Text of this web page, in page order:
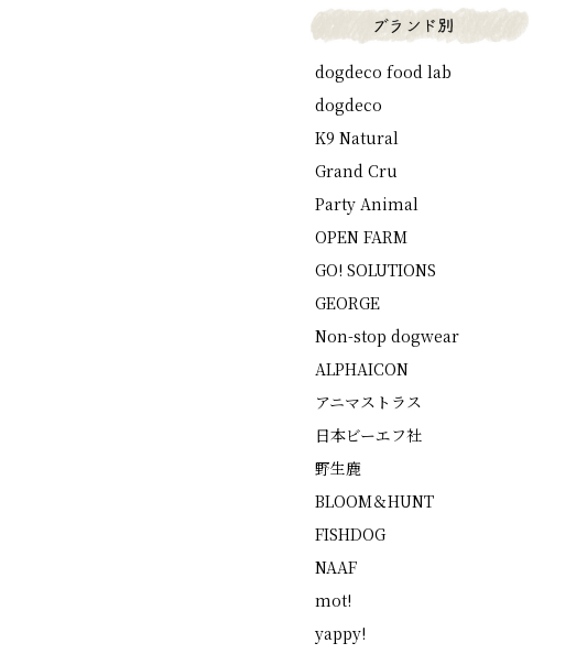
dogdeco food lab
dogdeco
K9 Natural
Grand Cru
Party Animal
OPEN FARM
GO! SOLUTIONS
GEORGE
Non-stop dogwear
ALPHAICON
アニマストラス
日本ビーエフ社
野生鹿
BLOOM＆HUNT
FISHDOG
NAAF
mot!
yappy!